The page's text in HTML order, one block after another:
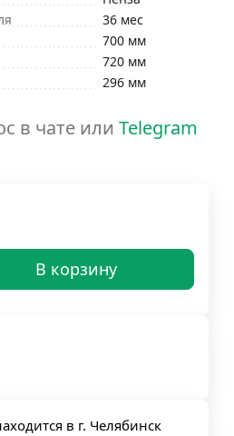
36 мес
700 мм
720 мм
296 мм
в чате или Telegram
В корзину
в г. Челябинск